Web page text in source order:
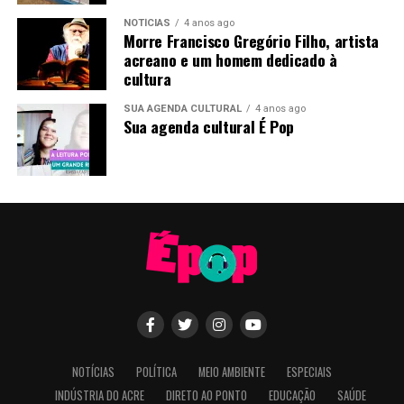
levarem às ruas as propostas dos candidatos da aliança.
“Eu quero agradecer a cada um que está
time que vai estar nas ruas pedindo voto. A
gente tem uma responsabilidade muito
NOTÍCIAS 4 anos ago
Morre Francisco Gregório Filho, artista
acreano e um homem dedicado à
cultura
SUA AGENDA CULTURAL 4 anos ago
Sua agenda cultural É Pop
NOTÍCIAS POLÍTICA MEIO AMBIENTE
ESPECIAIS
INDÚSTRIA DO ACRE
DIRETO AO PONTO EDUCAÇÃO SAÚDE